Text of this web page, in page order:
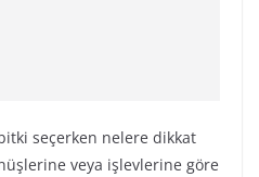
seçerken nelere dikkat
veya işlevlerine göre